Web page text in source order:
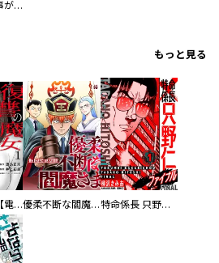
過保護な執事が私の婚活を邪魔してきます！ 分冊版
もっと見る
復讐の魔女【電子単行本版】 優柔不断な閻魔さま 特命係長 只野仁ファイナル 愛蔵版